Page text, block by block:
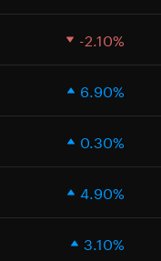
-2.10%
6.90%
0.30%
4.90%
3.10%